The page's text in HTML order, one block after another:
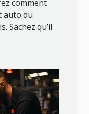
comment
auto du
Sachez qu’il